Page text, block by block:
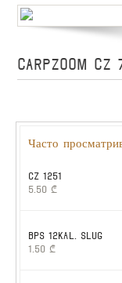
CARPZOOM CZ
Часто
CZ 1251
5.50 ₾
BPS 12kal. slug
1.50 ₾